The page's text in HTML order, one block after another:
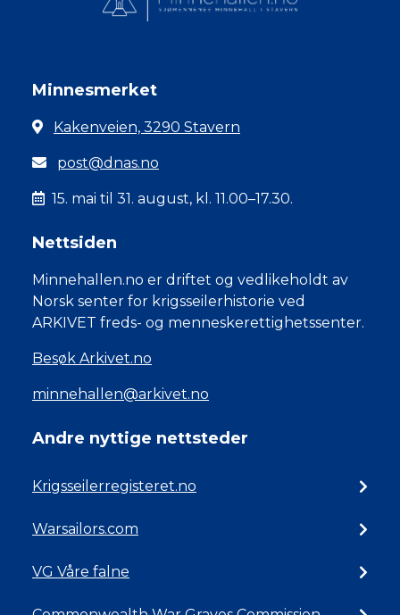
Minnesmerket
Kakenveien, 3290 Stavern
post@dnas.no
15. mai til 31. august, kl. 11.00–17.30.
Nettsiden
Minnehallen.no er driftet og vedlikeholdt av
Norsk senter for krigsseilerhistorie ved
ARKIVET freds- og menneskerettighetssenter.
Besøk Arkivet.no
minnehallen@arkivet.no
Andre nyttige nettsteder
Krigsseilerregisteret.no
Warsailors.com
VG Våre falne